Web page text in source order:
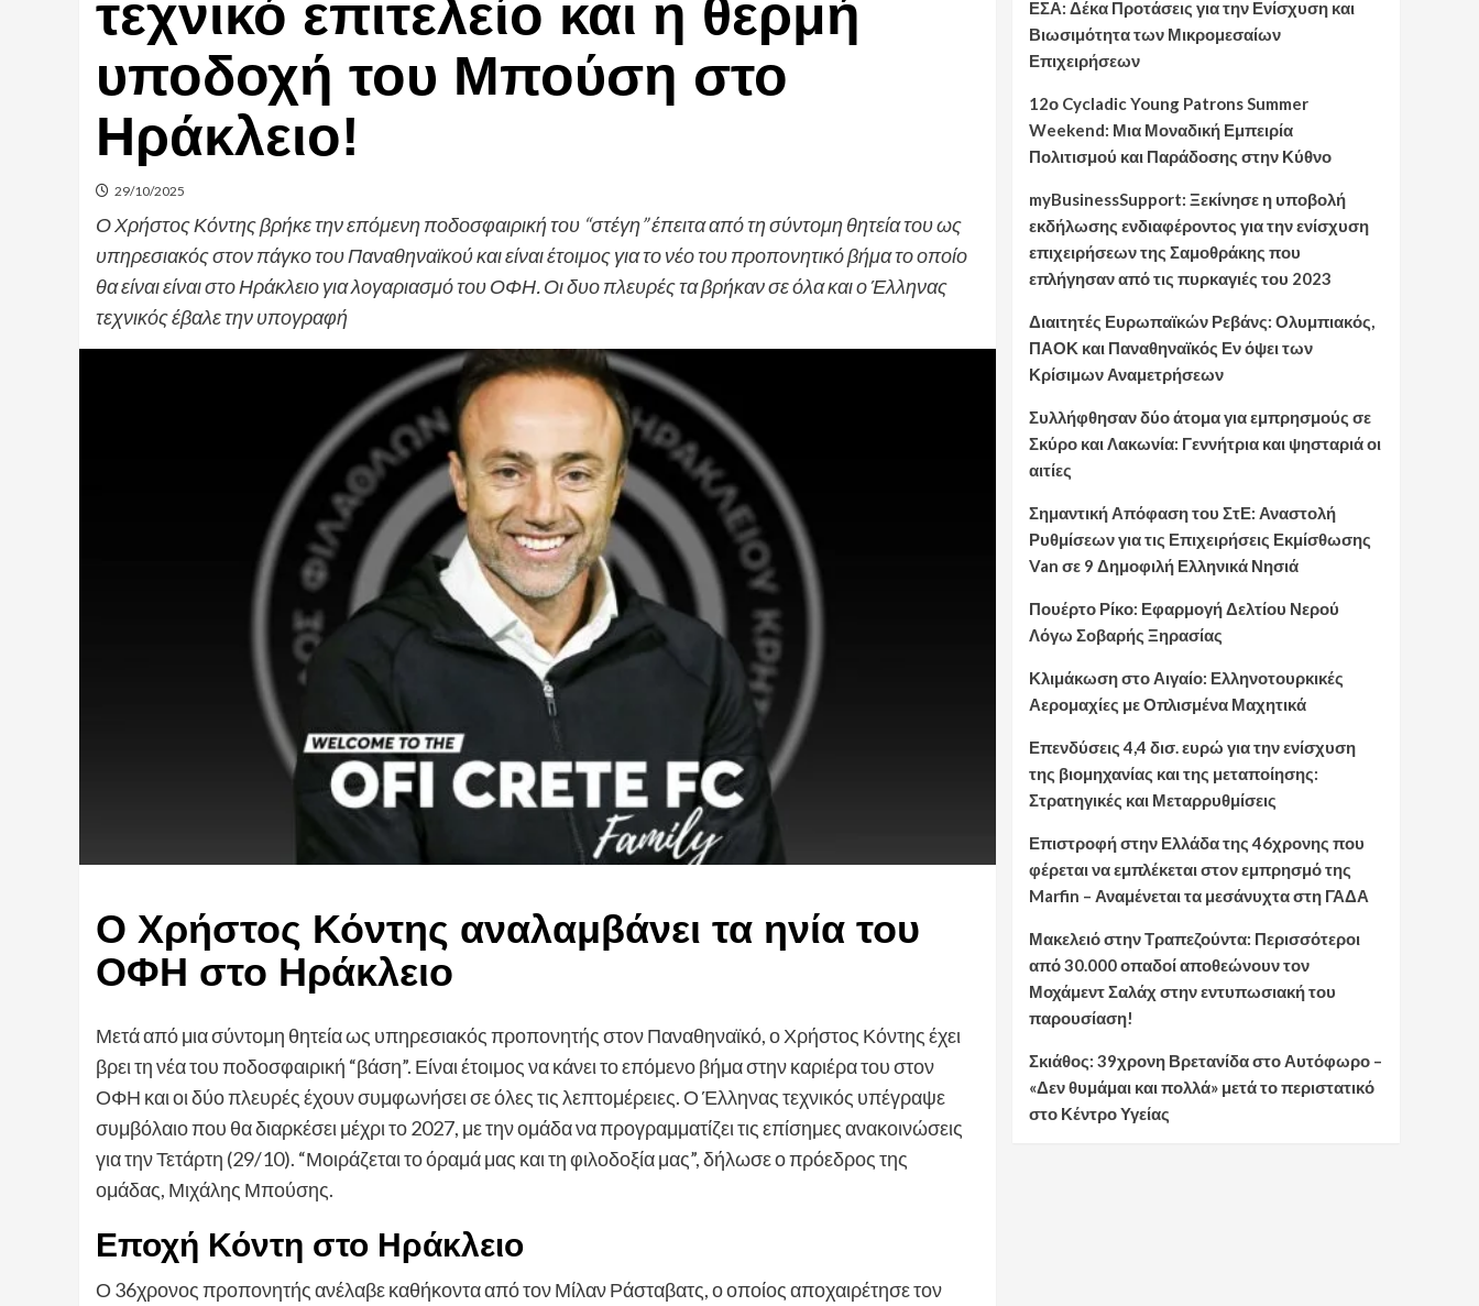
τεχνικό επιτελείο και η θερμή
υποδοχή του Μπούση στο
Ηράκλειο!
29/10/2025
Ο Χρήστος Κόντης βρήκε την επόμενη ποδοσφαιρική του “στέγη” έπειτα από τη σύντομη θητεία του ως
υπηρεσιακός στον πάγκο του Παναθηναϊκού και είναι έτοιμος για το νέο του προπονητικό βήμα το οποίο
θα είναι είναι στο Ηράκλειο για λογαριασμό του ΟΦΗ. Οι δυο πλευρές τα βρήκαν σε όλα και ο Έλληνας
τεχνικός έβαλε την υπογραφή
Ο Χρήστος Κόντης αναλαμβάνει τα ηνία του
ΟΦΗ στο Ηράκλειο
Μετά από μια σύντομη θητεία ως υπηρεσιακός προπονητής στον Παναθηναϊκό, ο Χρήστος Κόντης έχει
βρει τη νέα του ποδοσφαιρική “βάση”. Είναι έτοιμος να κάνει το επόμενο βήμα στην καριέρα του στον
ΟΦΗ και οι δύο πλευρές έχουν συμφωνήσει σε όλες τις λεπτομέρειες. Ο Έλληνας τεχνικός υπέγραψε
συμβόλαιο που θα διαρκέσει μέχρι το 2027, με την ομάδα να προγραμματίζει τις επίσημες ανακοινώσεις
για την Τετάρτη (29/10). “Μοιράζεται το όραμά μας και τη φιλοδοξία μας”, δήλωσε ο πρόεδρος της
ομάδας, Μιχάλης Μπούσης.
Εποχή Κόντη στο Ηράκλειο
Ο 36χρονος προπονητής ανέλαβε καθήκοντα από τον Μίλαν Ράσταβατς, ο οποίος αποχαιρέτησε τον
ΕΣΑ: Δέκα Προτάσεις για την Ενίσχυση και
Βιωσιμότητα των Μικρομεσαίων
Επιχειρήσεων
12ο Cycladic Young Patrons Summer
Weekend: Μια Μοναδική Εμπειρία
Πολιτισμού και Παράδοσης στην Κύθνο
myBusinessSupport: Ξεκίνησε η υποβολή
εκδήλωσης ενδιαφέροντος για την ενίσχυση
επιχειρήσεων της Σαμοθράκης που
επλήγησαν από τις πυρκαγιές του 2023
Διαιτητές Ευρωπαϊκών Ρεβάνς: Ολυμπιακός,
ΠΑΟΚ και Παναθηναϊκός Εν όψει των
Κρίσιμων Αναμετρήσεων
Συλλήφθησαν δύο άτομα για εμπρησμούς σε
Σκύρο και Λακωνία: Γεννήτρια και ψησταριά οι
αιτίες
Σημαντική Απόφαση του ΣτΕ: Αναστολή
Ρυθμίσεων για τις Επιχειρήσεις Εκμίσθωσης
Van σε 9 Δημοφιλή Ελληνικά Νησιά
Πουέρτο Ρίκο: Εφαρμογή Δελτίου Νερού
Λόγω Σοβαρής Ξηρασίας
Κλιμάκωση στο Αιγαίο: Ελληνοτουρκικές
Αερομαχίες με Οπλισμένα Μαχητικά
Επενδύσεις 4,4 δισ. ευρώ για την ενίσχυση
της βιομηχανίας και της μεταποίησης:
Στρατηγικές και Μεταρρυθμίσεις
Επιστροφή στην Ελλάδα της 46χρονης που
φέρεται να εμπλέκεται στον εμπρησμό της
Marfin – Αναμένεται τα μεσάνυχτα στη ΓΑΔΑ
Μακελειό στην Τραπεζούντα: Περισσότεροι
από 30.000 οπαδοί αποθεώνουν τον
Μοχάμεντ Σαλάχ στην εντυπωσιακή του
παρουσίαση!
Σκιάθος: 39χρονη Βρετανίδα στο Αυτόφωρο –
«Δεν θυμάμαι και πολλά» μετά το περιστατικό
στο Κέντρο Υγείας